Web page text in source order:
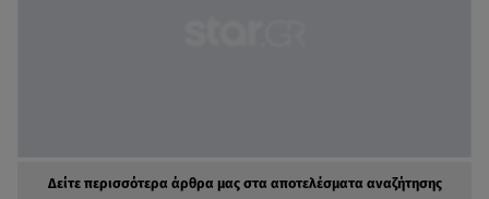
Δείτε περισσότερα άρθρα μας στα αποτελέσματα αναζήτησης